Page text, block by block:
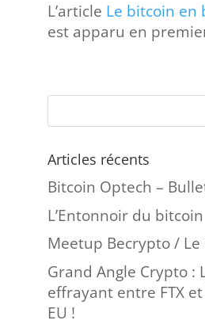
L’article Le bitcoin en
est apparu en
Articles récents
Bitcoin Optech –
L’Entonnoir du bitcoin
Meetup Becrypto / Le
Grand Angle Crypto :
effrayant entre FTX
EU !